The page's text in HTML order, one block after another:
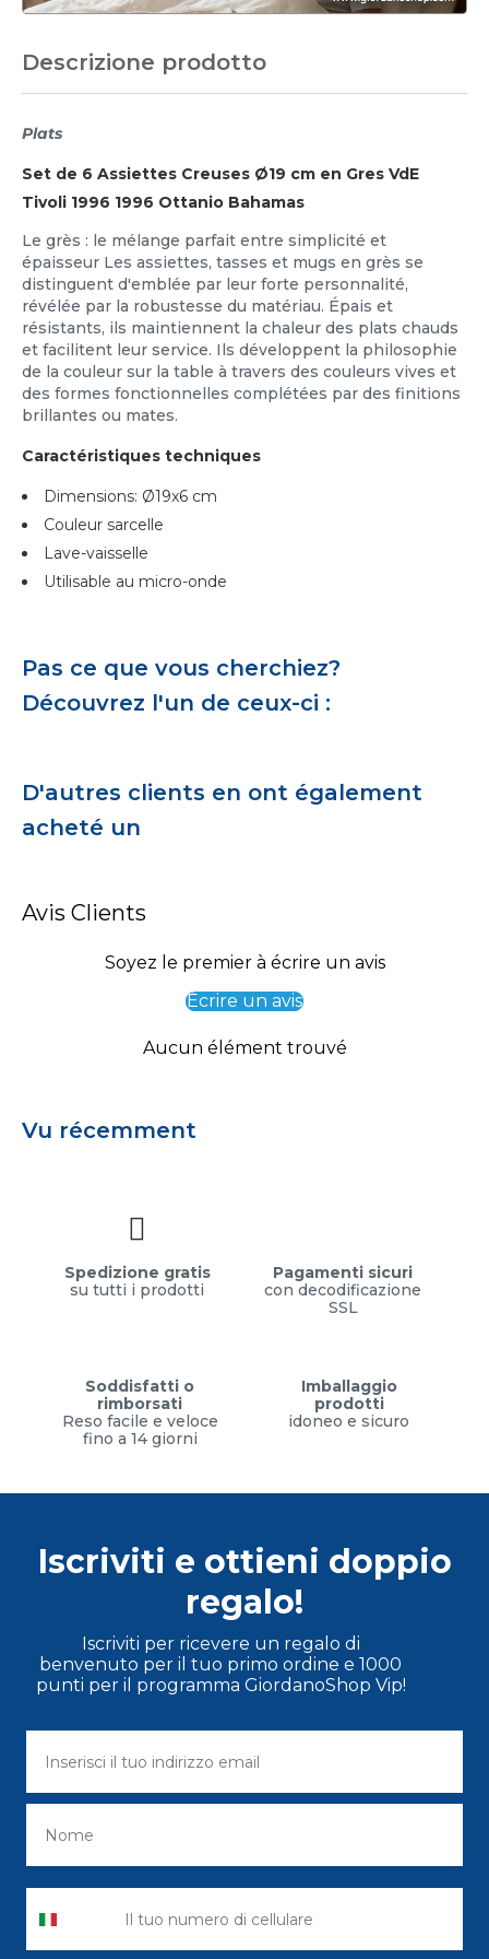
Descrizione prodotto
Plats
Set de 6 Assiettes Creuses Ø19 cm en Gres VdE
Tivoli 1996 1996 Ottanio Bahamas
Le grès : le mélange parfait entre simplicité et
épaisseur Les assiettes, tasses et mugs en grès se
distinguent d'emblée par leur forte personnalité,
révélée par la robustesse du matériau. Épais et
résistants, ils maintiennent la chaleur des plats chauds
et facilitent leur service. Ils développent la philosophie
de la couleur sur la table à travers des couleurs vives et
des formes fonctionnelles complétées par des finitions
brillantes ou mates.
Caractéristiques techniques
Dimensions: Ø19x6 cm
Couleur sarcelle
Lave-vaisselle
Utilisable au micro-onde
Pas ce que vous cherchiez?
Découvrez l'un de ceux-ci :
D'autres clients en ont également
acheté un
Avis Clients
Soyez le premier à écrire un avis
Écrire un avis
Aucun élément trouvé
Vu récemment
Spedizione gratis
su tutti i prodotti
Pagamenti sicuri
con decodificazione
SSL
Soddisfatti o
rimborsati
Reso facile e veloce
fino a 14 giorni
Imballaggio
prodotti
idoneo e sicuro
Iscriviti e ottieni doppio
regalo!
Iscriviti per ricevere un regalo di
benvenuto per il tuo primo ordine e 1000
punti per il programma GiordanoShop Vip!